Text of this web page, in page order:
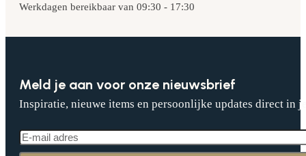
Werkdagen bereikbaar van 09:30 - 17:30
Meld je aan voor onze nieuwsbrief
Inspiratie, nieuwe items en persoonlijke updates direct in